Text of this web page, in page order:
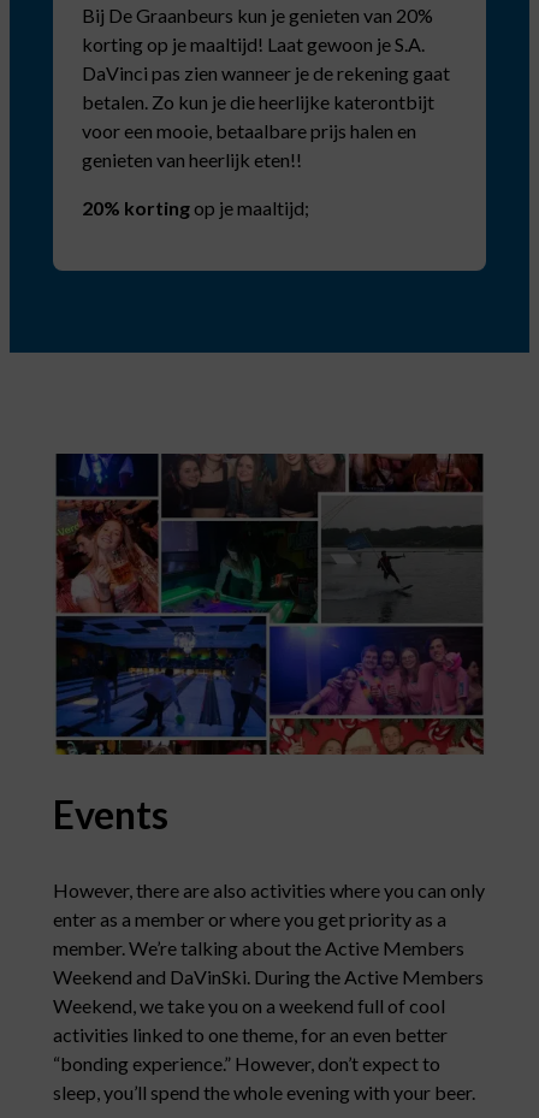
Bij De Graanbeurs kun je genieten van 20%
korting op je maaltijd! Laat gewoon je S.A.
DaVinci pas zien wanneer je de rekening gaat
betalen. Zo kun je die heerlijke katerontbijt
voor een mooie, betaalbare prijs halen en
genieten van heerlijk eten!!
20% korting op je maaltijd;
Events
However, there are also activities where you can only
enter as a member or where you get priority as a
member. We’re talking about the Active Members
Weekend and DaVinSki. During the Active Members
Weekend, we take you on a weekend full of cool
activities linked to one theme, for an even better
“bonding experience.” However, don’t expect to
sleep, you’ll spend the whole evening with your beer.